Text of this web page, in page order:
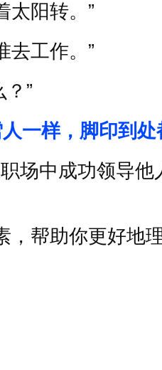
阳转。 ”
工作。 ”
”
一样，脚印到处
场中成功领导
，帮助你更好地